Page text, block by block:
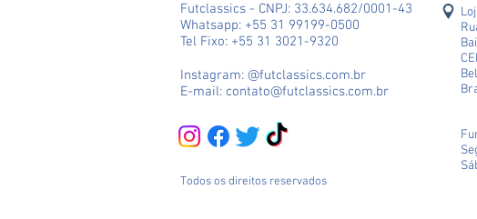
Futclassics - CNPJ: 33.634.682/0001-43
Whatsapp: +55 31 99199-0500
Tel Fixo: +55 31 3021-9320
Instagram: @futclassics.com.br
E-mail: contato@futclassics.com.br
Todos os direitos reservados